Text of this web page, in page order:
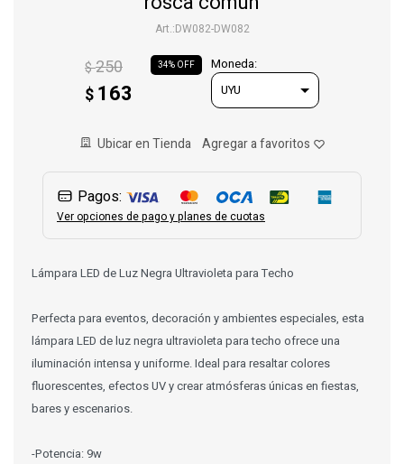
DW082-DW082
$ 163
$250 34 Moneda:
Ubicar en Tienda
Pagos:
Ver opciones de pago y planes de cuotas
Lámpara LED de Luz Negra Ultravioleta para Techo
Perfecta para eventos, decoración y ambientes especiales, esta
lámpara LED de luz negra ultravioleta para techo ofrece una
iluminación intensa y uniforme. Ideal para resaltar colores
fluorescentes, efectos UV y crear atmósferas únicas en fiestas,
bares y escenarios.
-Potencia: 9w